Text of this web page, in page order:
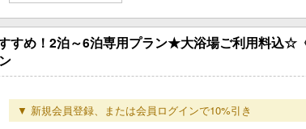
すすめ！2泊～6泊専用プラン★大浴場ご利用料込
▼ 新規会員登録、または会員ログインで10%引き